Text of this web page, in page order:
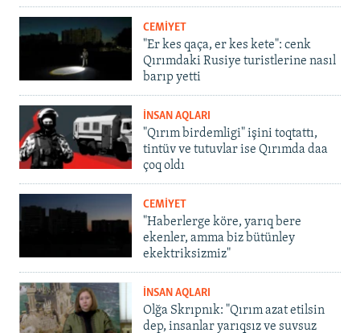
CEMİYET
"Er kes qaça, er kes kete": cenk
Qırımdaki Rusiye turistlerine nasıl
barıp yetti
İNSAN AQLARI
"Qırım birdemligi" işini toqtattı,
tintüv ve tutuvlar ise Qırımda daa
çoq oldı
CEMİYET
"Haberlerge köre, yarıq bere
ekenler, amma biz bütünley
ekektriksizmiz"
İNSAN AQLARI
Olğa Skrıpnık: "Qırım azat etilsin
dep, insanlar yarıqsız ve suvsuz